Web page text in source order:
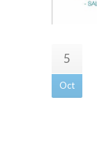
5
Oct